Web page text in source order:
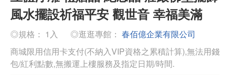
風水擺設祈福平安 觀世音 幸福美滿
◎規格： 1入 ◎逛逛專館： 春佰億企業有限公司
商城限用信用卡支付(不納入VIP資格之累積計算),無法用錢
包/紅利點數,無搬運上樓服務及指定日期/時間.